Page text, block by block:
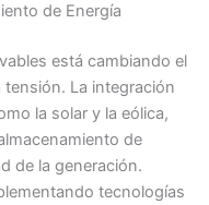
de Energía
está cambiando el
La integración
la solar y la eólica,
de
de la generación.
tecnologías